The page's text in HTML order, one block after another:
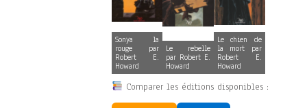
Sonya la
rouge par
Robert E.
Howard
Le rebelle
par Robert E.
Howard
Le chien de
la mort par
Robert E.
Howard
Comparer les éditions disponibles :